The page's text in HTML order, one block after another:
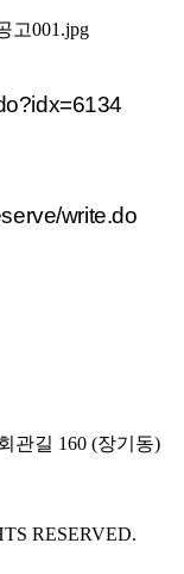
write.do
관길 160 (장기동)
RESERVED.